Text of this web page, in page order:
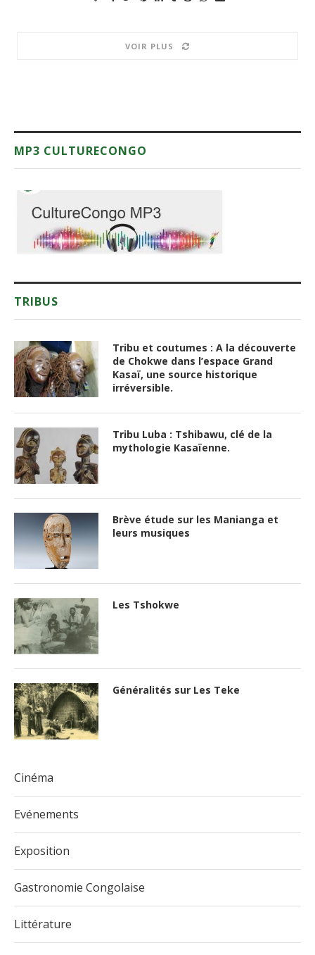
VOIR PLUS
MP3 CULTURECONGO
TRIBUS
Tribu et coutumes : A la découverte
de Chokwe dans l’espace Grand
Kasaï, une source historique
irréversible.
Tribu Luba : Tshibawu, clé de la
mythologie Kasaïenne.
Brève étude sur les Manianga et
leurs musiques
Les Tshokwe
Généralités sur Les Teke
Cinéma
Evénements
Exposition
Gastronomie Congolaise
Littérature